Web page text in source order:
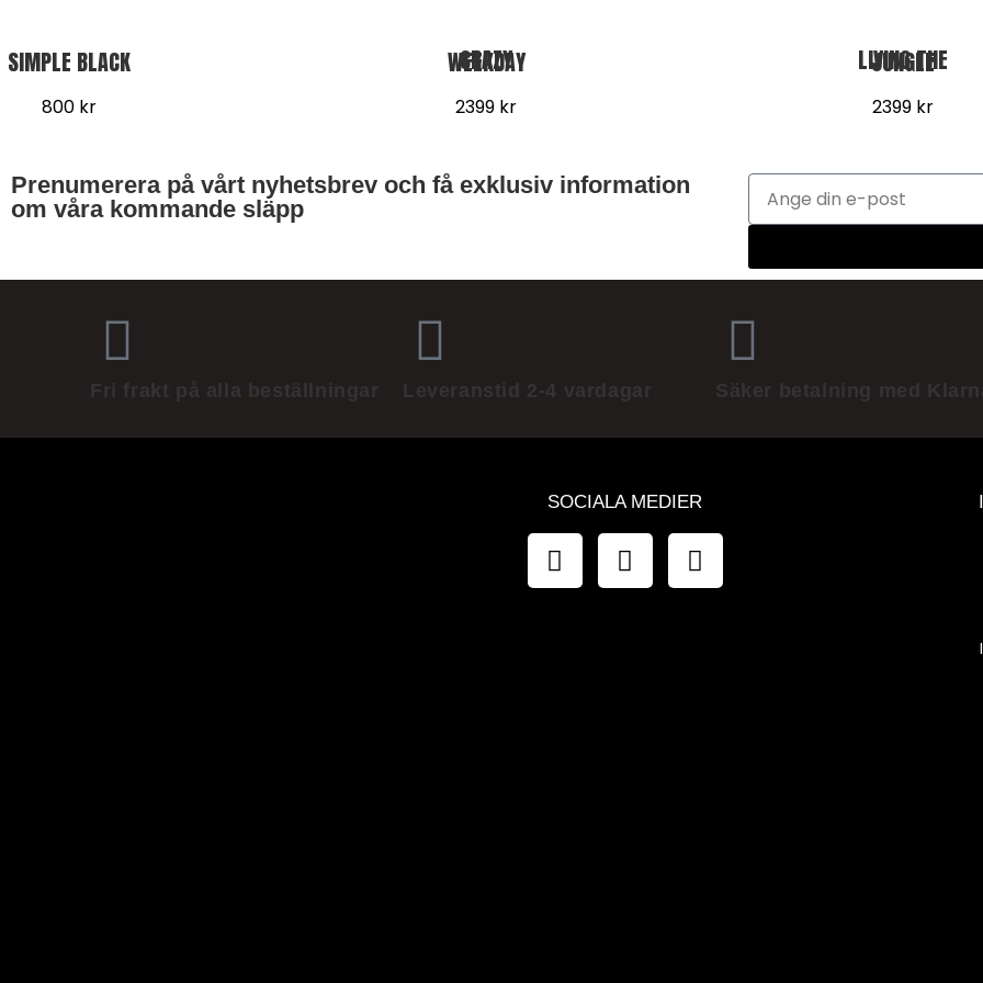
SIMPLE BLACK
800 kr
CRAZY WEEKDAY
2399 kr
LIVING THE JUNGLE
2399 kr
Prenumerera på vårt nyhetsbrev och få exklusiv information
om våra kommande släpp
SOCIALA MEDIER